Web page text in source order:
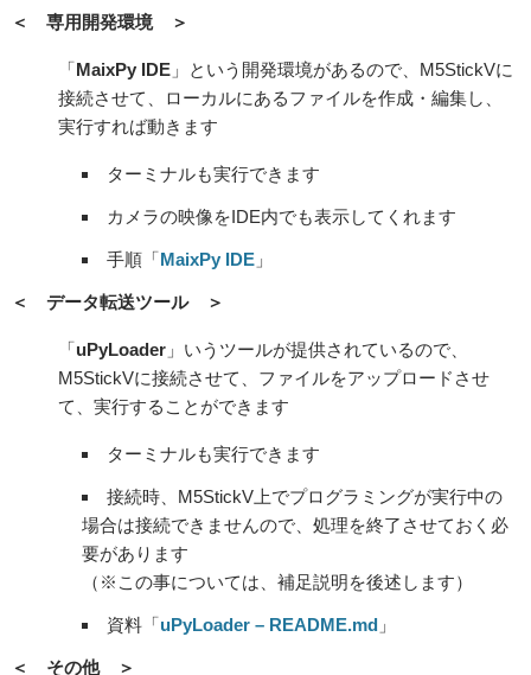
＜ 専用開発環境 ＞
「 MaixPy IDE 」という開発環境があるので、M5StickVに
接続させて、ローカルにあるファイルを作成・編集し、
実行すれば動きます
ターミナルも実行できます
カメラの映像をIDE内でも表示してくれます
手順「 MaixPy IDE 」
＜ データ転送ツール ＞
「 uPyLoader 」いうツールが提供されているので、
M5StickVに接続させて、ファイルをアップロードさせ
て、実行することができます
ターミナルも実行できます
接続時、M5StickV上でプログラミングが実行中の
場合は接続できませんので、処理を終了させておく必
要があります
（※この事については、補足説明を後述します）
資料「 uPyLoader – README.md 」
＜ その他 ＞